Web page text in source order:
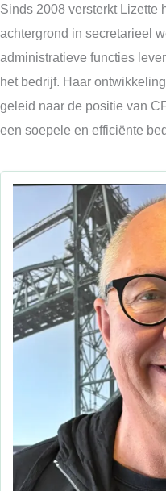
Sinds 2008 versterkt Lizette
achtergrond in secretarieel
administratieve functies
het bedrijf. Haar
geleid naar de positie van
een soepele en efficiënte